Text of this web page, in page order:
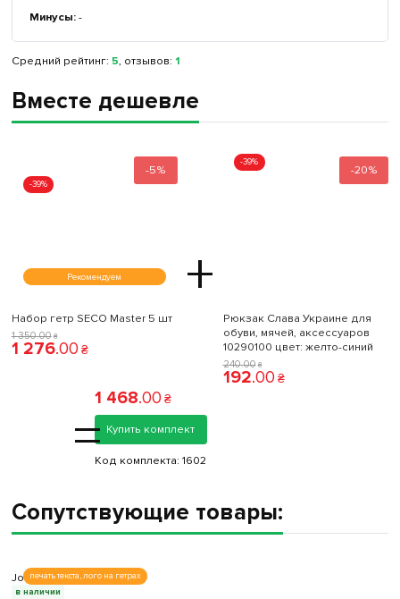
Минусы:-
Средний рейтинг: 5, отзывов: 1
Вместе дешевле
-5%
Рекомендуем
-39%
+
Набор гетр SECO Master 5 шт
1 350.00 ₴
1 276.00 ₴
-20%
-39%
Рюкзак Слава Украине для
обуви, мячей, аксессуаров
10290100 цвет: желто-синий
240.00 ₴
192.00 ₴
=
1 468.00 ₴
Купить комплект
Код комплекта: 1602
Сопутствующие товары:
печать текста, лого на гетрах
Joma
в наличии